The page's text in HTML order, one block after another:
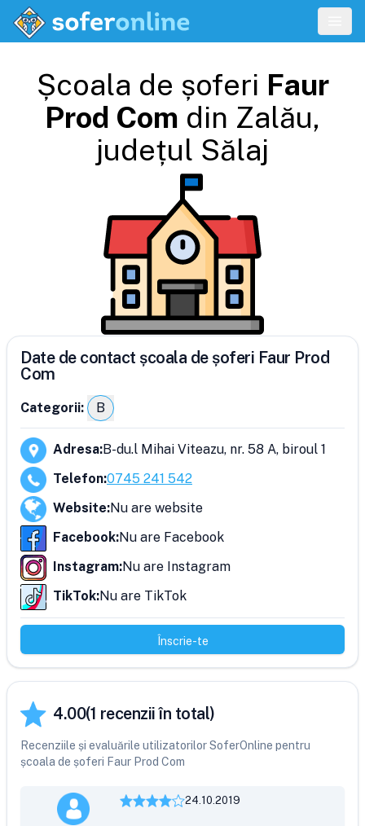
Școala de șoferi Faur
Prod Com din Zalău,
județul Sălaj
Date de contact școala de șoferi Faur Prod
Com
Categorii: B
Adresa:B-du.l Mihai Viteazu, nr. 58 A, biroul 1
Telefon:0745 241 542
Website:Nu are website
Facebook:Nu are Facebook
Instagram:Nu are Instagram
TikTok:Nu are TikTok
Înscrie-te
4.00(1 recenzii în total)
Recenziile și evaluările utilizatorilor SoferOnline pentru
școala de șoferi Faur Prod Com
24.10.2019